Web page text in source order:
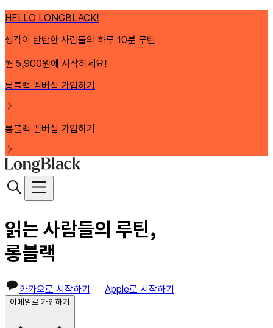
HELLO LONGBLACK!
생각이 탄탄한 사람들의 하루 10분 루틴
월 5,900원에 시작하세요!
롱블랙 멤버십 가입하기
롱블랙 멤버십 가입하기
읽는 사람들의 루틴,
롱블랙
카카오로 시작하기 Apple로 시작하기
이메일로 가입하기